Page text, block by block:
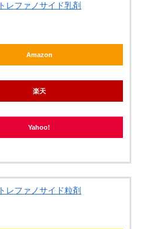
トレファノサイド乳剤
Amazon
楽天
Yahoo!
トレファノサイド粒剤